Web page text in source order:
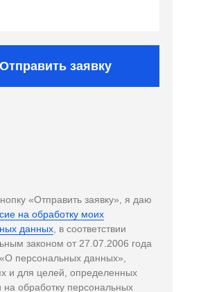
Отправить заявку
«Отправить заявку», я даю
на обработку моих
данных , в соответствии
законом от 27.07.2006 года
персональных данных»,
и для целей, определенных
на обработку персональных